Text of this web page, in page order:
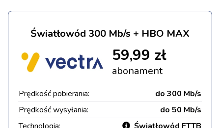
Światłowód 300 Mb/s + HBO MAX
59,99 zł
abonament
Prędkość pobierania:
do 300 Mb/s
Prędkość wysyłania:
do 50 Mb/s